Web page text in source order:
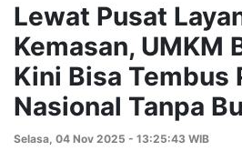
Lewat Pusat
Kemasan, UMKM
Kini Bisa Tembus
Nasional Tanpa
Selasa, 04 Nov 2025 - 13:25:43 WIB